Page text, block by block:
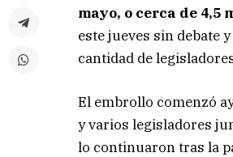
mayo, o cerca de
este jueves sin debate
cantidad de
El embrollo comenzó
y varios legisladores
lo continuaron tras la